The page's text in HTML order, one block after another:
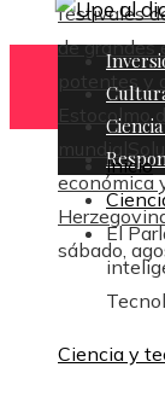
festivales
de grandes
potentes y
Estocolmo
mundial
económica
sábado,
Inicio
El
Ciencia y